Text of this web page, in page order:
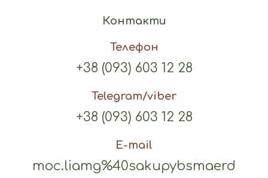
Контакти
Телефон
+38 (093) 603 12 28
Telegram/viber
+38 (093) 603 12 28
E-mail
moc.liamg%40sakupybsmaerd